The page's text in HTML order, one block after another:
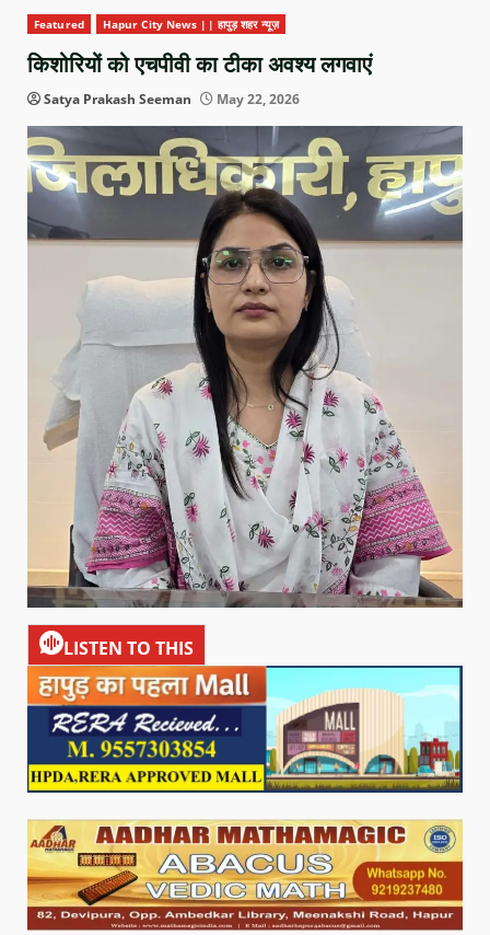
Featured Hapur City News || हापुड़ शहर न्यूज़
किशोरियों को एचपीवी का टीका अवश्य लगवाएं
Satya Prakash Seeman May 22, 2026
LISTEN TO THIS